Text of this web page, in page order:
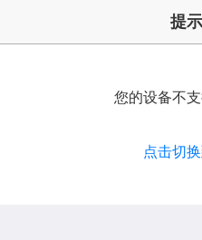
提
您的设备不
点击切